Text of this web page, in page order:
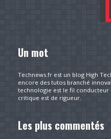
Un mot
Technews.fr est un blog High
encore des tutos branché
technologie est le fil conducteur
critique est de rigueur.
Les plus commentés